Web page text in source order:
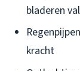
bladeren
kracht